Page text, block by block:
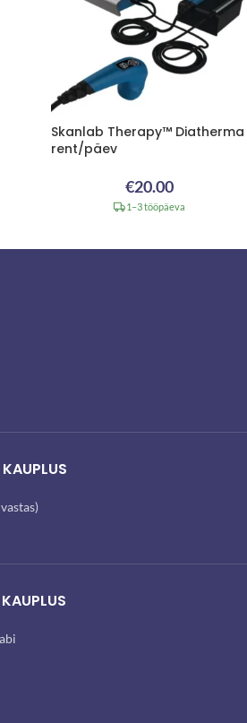
Skanlab Therapy™ Diatherma
rent/päev
€20.00
1–3 tööpäeva